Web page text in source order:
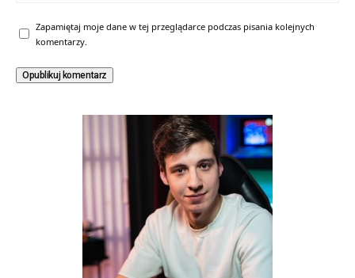
Zapamiętaj moje dane w tej przeglądarce podczas pisania kolejnych
komentarzy.